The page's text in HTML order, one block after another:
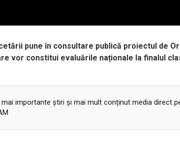
pune în consultare publică proiectul de
vor constitui evaluările naționale la finalul
importante știri și mai mult conținut media direct